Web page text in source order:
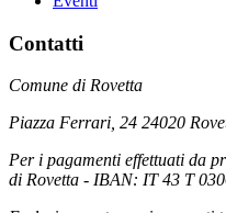
Contatti
Comune di Rovetta
Piazza Ferrari, 24 24020
Per i pagamenti effettuati da
di Rovetta - IBAN: IT 43 T